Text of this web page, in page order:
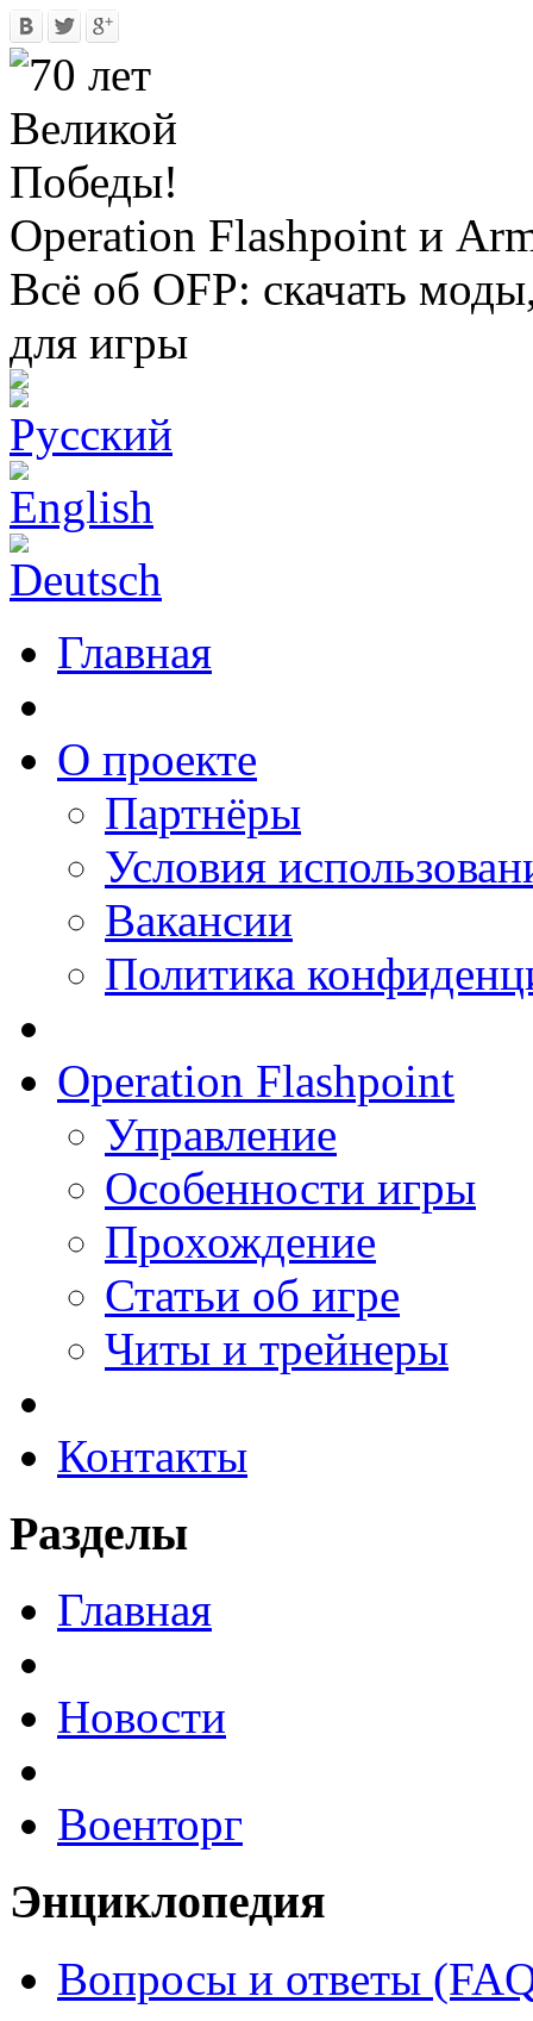
Operation Flashpoint и
Всё об OFP: скачать
для игры
Главная
О проекте
Партнёры
Условия
Вакансии
Политика
Operation Flashpoint
Управление
Особенности игры
Прохождение
Статьи об игре
Читы и трейнеры
Контакты
Разделы
Главная
Новости
Военторг
Энциклопедия
Вопросы и ответы